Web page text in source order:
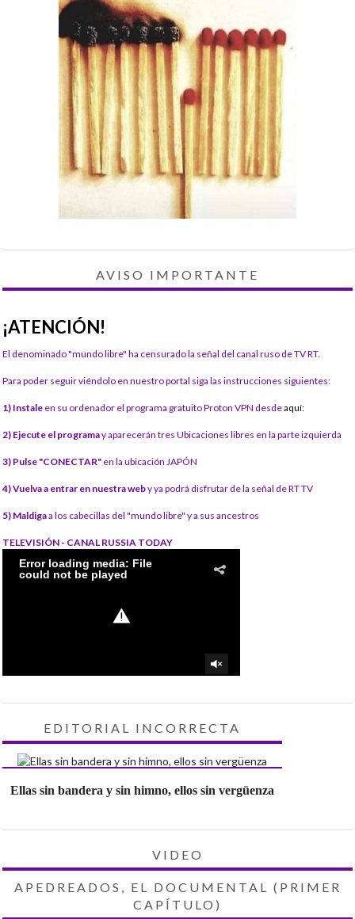
AVISO IMPORTANTE
¡ATENCIÓN!
El denominado "mundo libre" ha censurado la señal del canal ruso de TV RT.
Para poder seguir viéndolo en nuestro portal siga las instrucciones siguientes:
1) Instale en su ordenador el programa gratuito Proton VPN desdeaquí:
2) Ejecute el programay aparecerán tres Ubicaciones libres en la parte izquierda
3) Pulse "CONECTAR" en la ubicación JAPÓN
4) Vuelva a entrar en nuestra weby ya podrá disfrutar de la señal de RT TV
5) Maldigaa los cabecillas del "mundo libre" y a sus ancestros
TELEVISIÓN - CANAL RUSSIA TODAY
EDITORIAL INCORRECTA
Ellas sin bandera y sin himno, ellos sin vergüenza
VIDEO
APEDREADOS, EL DOCUMENTAL (PRIMER
CAPÍTULO)